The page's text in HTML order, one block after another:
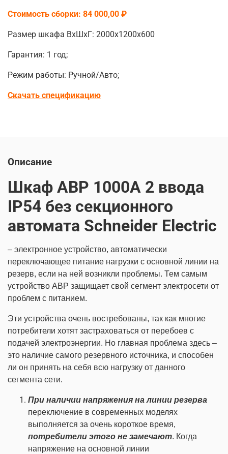
Стоимость сборки: 84 000,00 ₽
Размер шкафа ВхШхГ: 2000х1200х600
Гарантия: 1 год;
Режим работы: Ручной/Авто;
Скачать спецификацию
Описание
Шкаф АВР 1000А 2 ввода
IP54 без секционного
автомата Schneider Electric
– электронное устройство, автоматически
переключающее питание нагрузки с основной линии на
резерв, если на ней возникли проблемы. Тем самым
устройство АВР защищает свой сегмент электросети от
проблем с питанием.
Эти устройства очень востребованы, так как многие
потребители хотят застраховаться от перебоев с
подачей электроэнергии. Но главная проблема здесь –
это наличие самого резервного источника, и способен
ли он принять на себя всю нагрузку от данного
сегмента сети.
При наличии напряжения на линии резерва
переключение в современных моделях
выполняется за очень короткое время,
потребители этого не замечают. Когда
напряжение на основной линии